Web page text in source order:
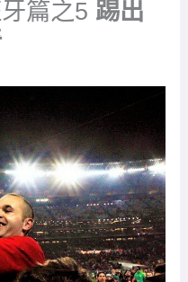
篇之5 踢出